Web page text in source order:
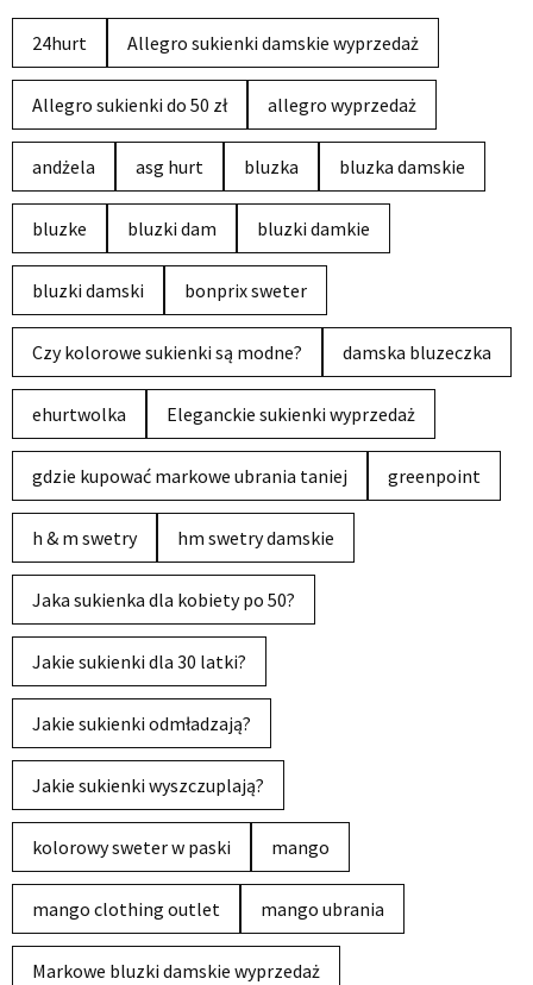
24hurt Allegro sukienki damskie wyprzedaż
Allegro sukienki do 50 zł allegro wyprzedaż
andżela asg hurt bluzka bluzka damskie
bluzke bluzki dam bluzki damkie
bluzki damski bonprix sweter
Czy kolorowe sukienki są modne? damska bluzeczka
ehurtwolka Eleganckie sukienki wyprzedaż
gdzie kupować markowe ubrania taniej greenpoint
h & m swetry hm swetry damskie
Jaka sukienka dla kobiety po 50?
Jakie sukienki dla 30 latki?
Jakie sukienki odmładzają?
Jakie sukienki wyszczuplają?
kolorowy sweter w paski mango
mango clothing outlet mango ubrania
Markowe bluzki damskie wyprzedaż